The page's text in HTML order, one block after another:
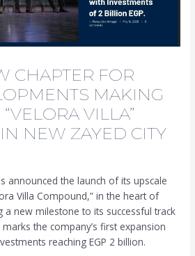
CHAPTER FOR
MAKING
VILLA”
NEW ZAYED CITY
announced the launch of its upscale
Villa Compound,” in the heart of
a new milestone to its successful track
the company’s first expansion
reaching EGP 2 billion.